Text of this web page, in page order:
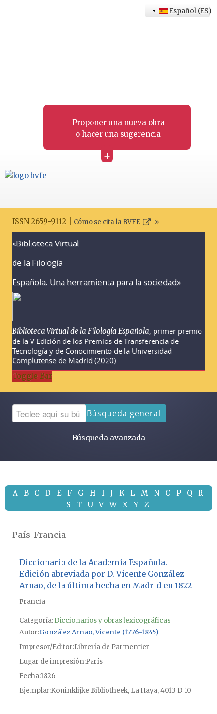
Proponer una nueva obra
o hacer una sugerencia
+
Español (ES)
ISSN 2659-9112 | Cómo se cita la BVFE
«Biblioteca Virtual
de la Filología
Española. Una herramienta para la sociedad»
Biblioteca Virtual de la Filología Española, primer premio
de la V Edición de los Premios de Transferencia de
Tecnología y de Conocimiento de la Universidad
Complutense de Madrid (2020)
Toggle Bar
Búsqueda general
Búsqueda avanzada
A B C D E F G H I J K L M N O P Q
R
S
T U V W X Y Z
País: Francia
Diccionario de la Academia Española.
Edición abreviada por D. Vicente González
Arnao, de la última hecha en Madrid en 1822
Francia
Categoría:Diccionarios y obras lexicográficas
Autor González Arnao, Vicente (1776-1845)
Impresor/Editor Librería de Parmentier
Lugar de impresiónParís
Fecha1826
Ejemplar Koninklijke Bibliotheek, La Haya, 4013 D 10